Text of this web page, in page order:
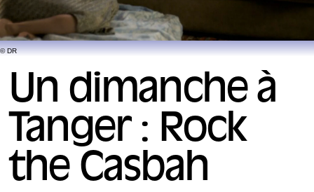
© DR
Un dimanche à
Tanger : Rock
the Casbah